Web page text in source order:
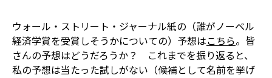
ウォール・ストリート・ジャーナル紙の（誰がノーベル
経済学賞を受賞しそうかについての）予想はこちら。皆
さんの予想はどうだろうか？ これまでを振り返ると、
私の予想は当たった試しがない（候補として名前を挙げ